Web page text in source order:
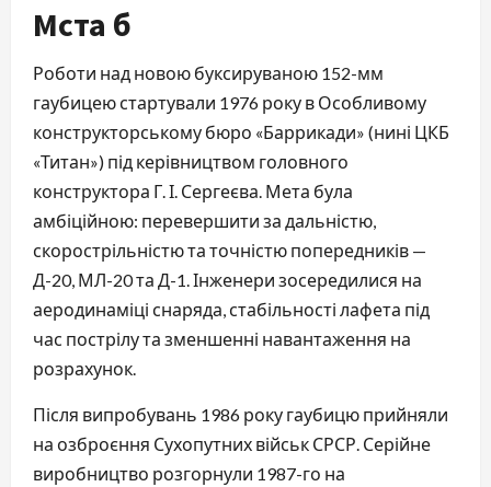
Мста б
Роботи над новою буксируваною 152-мм
гаубицею стартували 1976 року в Особливому
конструкторському бюро «Баррикади» (нині ЦКБ
«Титан») під керівництвом головного
конструктора Г. І. Сергеєва. Мета була
амбіційною: перевершити за дальністю,
скорострільністю та точністю попередників —
Д-20, МЛ-20 та Д-1. Інженери зосередилися на
аеродинаміці снаряда, стабільності лафета під
час пострілу та зменшенні навантаження на
розрахунок.
Після випробувань 1986 року гаубицю прийняли
на озброєння Сухопутних військ СРСР. Серійне
виробництво розгорнули 1987-го на